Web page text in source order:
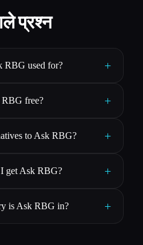
प्रश्न
RBG used for? +
free? +
to Ask RBG? +
get Ask RBG? +
is Ask RBG in? +